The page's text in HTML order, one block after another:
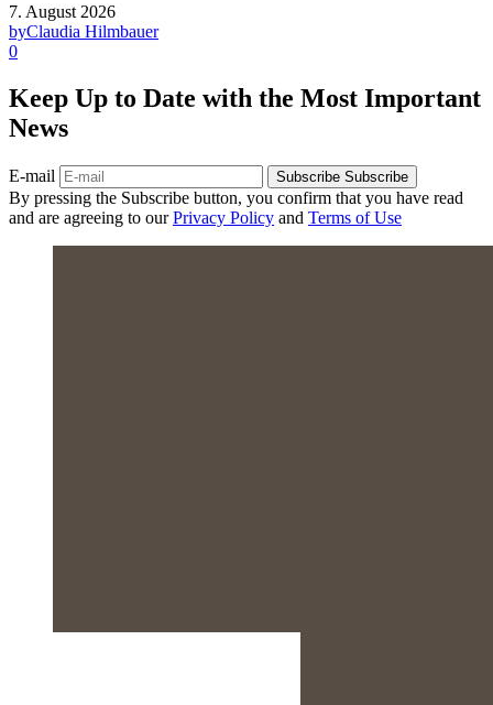
7. August 2026
byClaudia Hilmbauer
0
Keep Up to Date with the Most Important
News
E-mail Subscribe Subscribe
By pressing the Subscribe button, you confirm that you have read
and are agreeing to ourPrivacy Policy and Terms of Use